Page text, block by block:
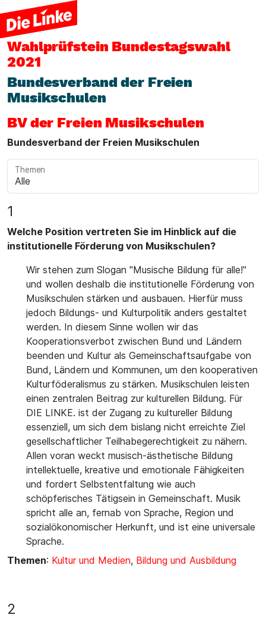
Wahlprüfstein Bundestagswahl
2021
Bundesverband der Freien
Musikschulen
BV der Freien Musikschulen
Bundesverband der Freien Musikschulen
Themen
1
Welche Position vertreten Sie im Hinblick auf die
institutionelle Förderung von Musikschulen?
Wir stehen zum Slogan "Musische Bildung für alle!"
und wollen deshalb die institutionelle Förderung von
Musikschulen stärken und ausbauen. Hierfür muss
jedoch Bildungs- und Kulturpolitik anders gestaltet
werden. In diesem Sinne wollen wir das
Kooperationsverbot zwischen Bund und Ländern
beenden und Kultur als Gemeinschaftsaufgabe von
Bund, Ländern und Kommunen, um den kooperativen
Kulturföderalismus zu stärken. Musikschulen leisten
einen zentralen Beitrag zur kulturellen Bildung. Für
DIE LINKE. ist der Zugang zu kultureller Bildung
essenziell, um sich dem bislang nicht erreichte Ziel
gesellschaftlicher Teilhabegerechtigkeit zu nähern.
Allen voran weckt musisch-ästhetische Bildung
intellektuelle, kreative und emotionale Fähigkeiten
und fordert Selbstentfaltung wie auch
schöpferisches Tätigsein in Gemeinschaft. Musik
spricht alle an, fernab von Sprache, Region und
sozialökonomischer Herkunft, und ist eine universale
Sprache.
Themen: Kultur und Medien, Bildung und Ausbildung
2